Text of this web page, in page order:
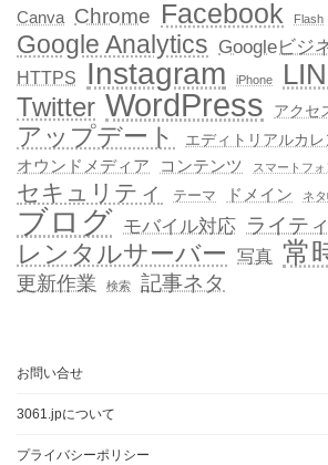
Canva Chrome Facebook Flash
Google Analytics Googleビジ
HTTPS Instagram iPhone
Twitter WordPress アクセ
アップデート エディトリアルカレ
オウンドメディア コンテンツ スマートフォ
セキュリティ テーマ ドメイン ネ
ブログ モバイル対応 ライテ
レンタルサーバー 写真 常
更新作業 検索 記事ネタ
お問い合せ
3061.jpについて
プライバシーポリシー